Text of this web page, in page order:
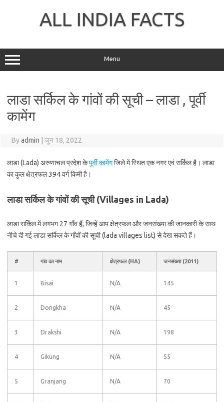
ALL INDIA FACTS
Menu
लाडा सर्किल के गांवों की सूची – लाडा , पूर्वी
कामेंग
Byadmin जून 18, 2022
लाडा (Lada) अरुणाचल प्रदेश केपूर्वी कामेंगजिले में स्थित एक नगर एवं सर्किल है। लाडा
का कुल क्षेत्रफल 394 वर्ग किमी है।
लाडा सर्किल के गांवों की सूची (Villages in Lada)
लाडा सर्किल में लगभग 27 गाँव हैं, जिन्हें आप क्षेत्रफल और जनसंख्या की जानकारी के साथ
नीचे दी गई लाडा सर्किल के गाँवों की सूची (lada villages list) से देख सकते हैं।
# गांव का नाम क्षेत्रफल (HA) जनसंख्या (2011)
1 Bisai N/A 145
2 Dongkha N/A 45
3 Drakshi N/A 198
4 Gikung N/A 55
5 Granjang N/A 70